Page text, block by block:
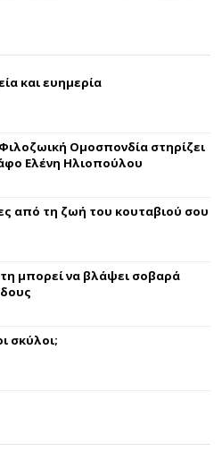
και ευημερία
Ομοσπονδία στηρίζει
Ελένη Ηλιοπούλου
από τη ζωή του κουταβιού σου
μπορεί να βλάψει σοβαρά
σκύλοι;